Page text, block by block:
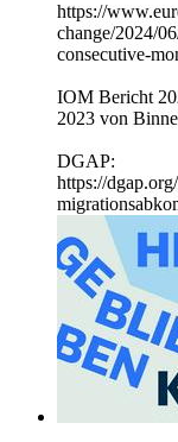
https://
change/2024/
consecutive-
IOM Bericht
2023 von
DGAP:
https://